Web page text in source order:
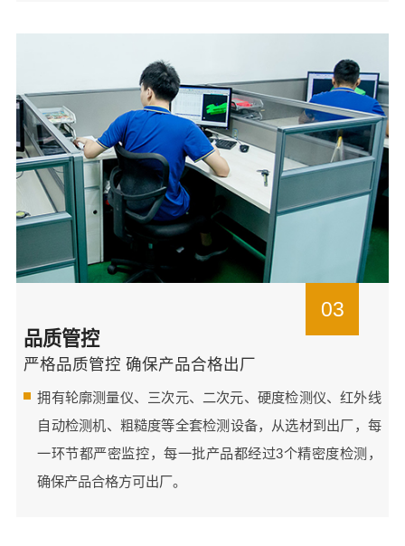
03
品质管控
严格品质管控 确保产品合格出厂
拥有轮廓测量仪、三次元、二次元、硬度检测仪、红外线
自动检测机、粗糙度等全套检测设备，从选材到出厂，每
一环节都严密监控，每一批产品都经过3个精密度检测，
确保产品合格方可出厂。